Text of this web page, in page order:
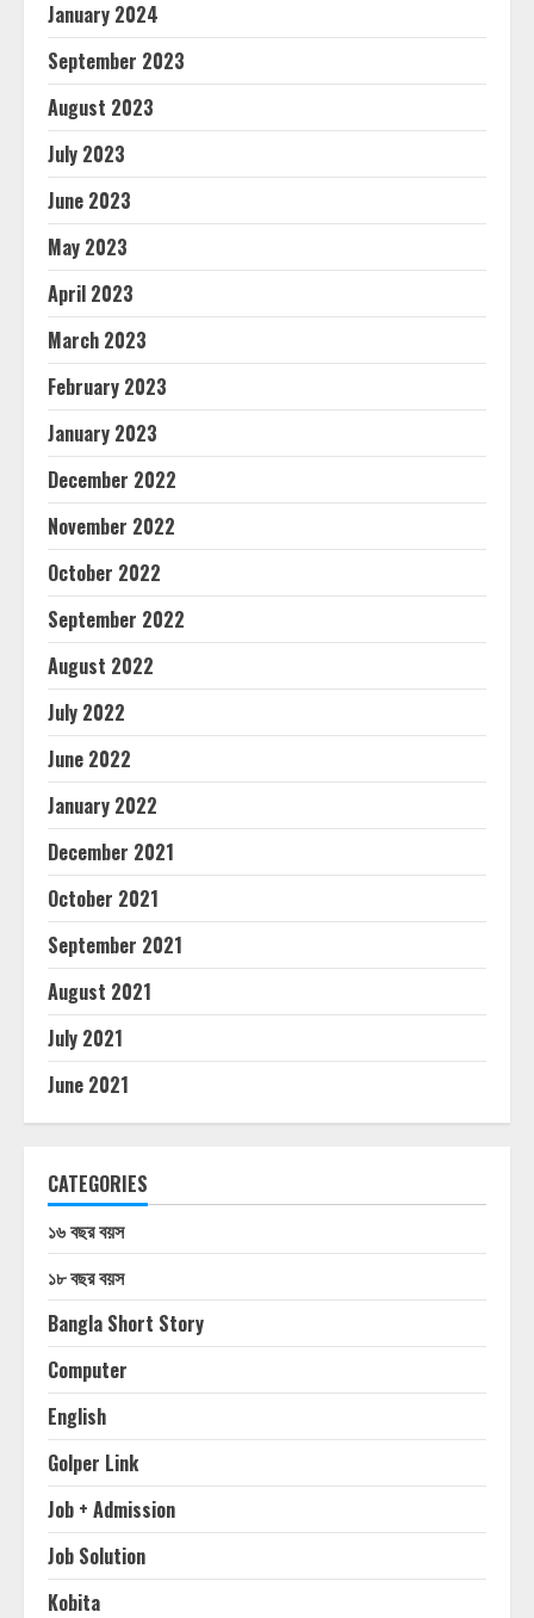
January 2024
September 2023
August 2023
July 2023
June 2023
May 2023
April 2023
March 2023
February 2023
January 2023
December 2022
November 2022
October 2022
September 2022
August 2022
July 2022
June 2022
January 2022
December 2021
October 2021
September 2021
August 2021
July 2021
June 2021
CATEGORIES
১৬ বছর বয়স
১৮ বছর বয়স
Bangla Short Story
Computer
English
Golper Link
Job + Admission
Job Solution
Kobita